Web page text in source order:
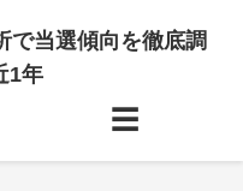
で当選傾向を徹底調
1年
☰